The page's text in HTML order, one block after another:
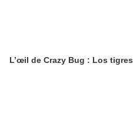
L’œil de Crazy Bug : Los tigres